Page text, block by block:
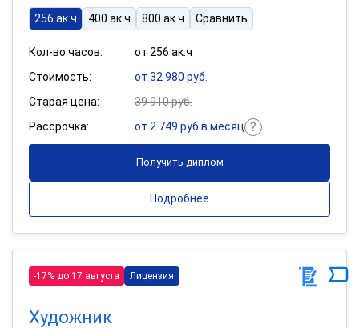
256 ак.ч
400 ак.ч 800 ак.ч Сравнить
Кол-во часов:
от 256 ак.ч
Стоимость:
от 32 980 руб.
Старая цена:
39 910 руб.
Рассрочка:
от 2 749 руб в месяц
Получить диплом
Подробнее
-17% до 17 августа Лицензия
Художник